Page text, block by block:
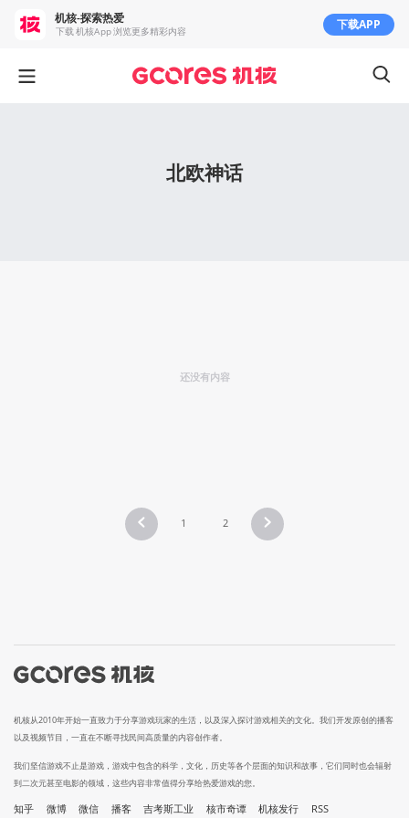
北欧神话
还没有内容
1 2
机核从2010年开始一直致力于分享游戏玩家的生活，以及深入探讨游戏相关的文化。我们开发原创的播客
以及视频节目，一直在不断寻找民间高质量的内容创作者。
我们坚信游戏不止是游戏，游戏中包含的科学，文化，历史等各个层面的知识和故事，它们同时也会辐射
到二次元甚至电影的领域，这些内容非常值得分享给热爱游戏的您。
知乎 微博 微信 播客 吉考斯工业 核市奇谭 机核发行 RSS
机核-探索热爱
下载 机核App 浏览更多精彩内容 下载APP